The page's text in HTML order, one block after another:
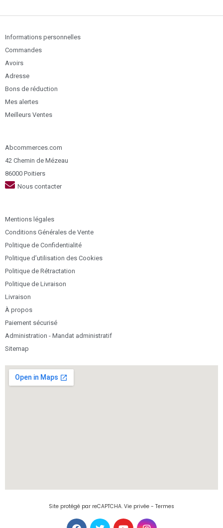
Informations personnelles
Commandes
Avoirs
Adresse
Bons de réduction
Mes alertes
Meilleurs Ventes
Abcommerces.com
42 Chemin de Mézeau
86000 Poitiers
Nous contacter
Mentions légales
Conditions Générales de Vente
Politique de Confidentialité
Politique d’utilisation des Cookies
Politique de Rétractation
Politique de Livraison
Livraison
À propos
Paiement sécurisé
Administration - Mandat administratif
Sitemap
Site protégé par reCAPTCHA. Vie privée - Termes